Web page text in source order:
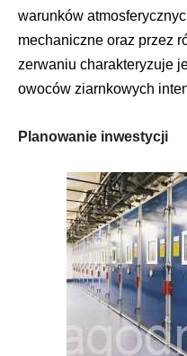
warunków
mechaniczne oraz przez
zerwaniu charakteryzuje
owoców ziarnkowych
Planowanie inwestycji